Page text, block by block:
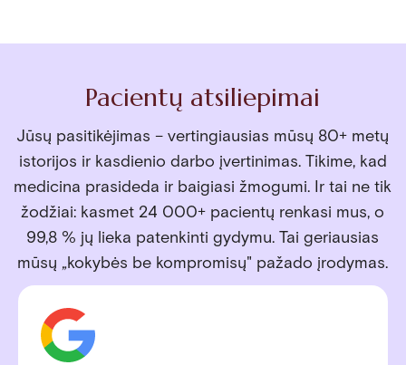
Pacientų atsiliepimai
Jūsų pasitikėjimas – vertingiausias mūsų 80+ metų
istorijos ir kasdienio darbo įvertinimas. Tikime, kad
medicina prasideda ir baigiasi žmogumi. Ir tai ne tik
žodžiai: kasmet 24 000+ pacientų renkasi mus, o
99,8 % jų lieka patenkinti gydymu. Tai geriausias
mūsų „kokybės be kompromisų" pažado įrodymas.